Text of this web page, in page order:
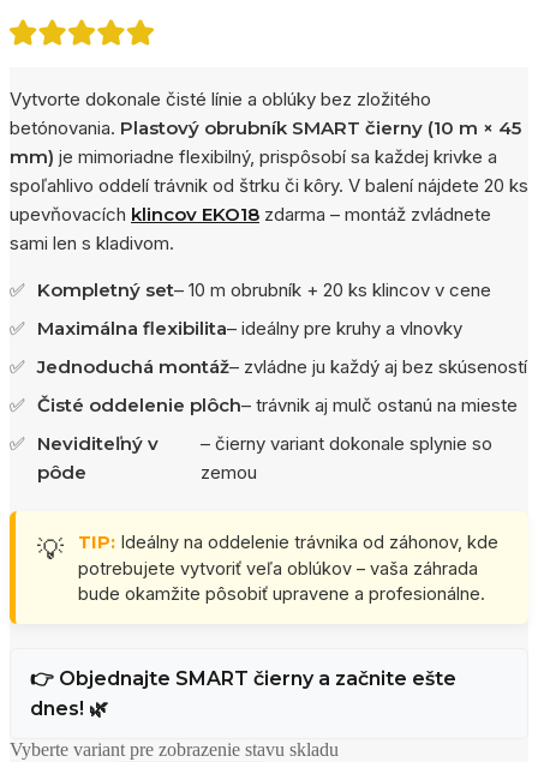
Vytvorte dokonale čisté línie a oblúky bez zložitého
betónovania. Plastový obrubník SMART čierny (10 m × 45
mm) je mimoriadne flexibilný, prispôsobí sa každej krivke a
spoľahlivo oddelí trávnik od štrku či kôry. V balení nájdete 20 ks
upevňovacích klincov EKO18 zdarma – montáž zvládnete
sami len s kladivom.
✅ Kompletný set– 10 m obrubník + 20 ks klincov v cene
✅ Maximálna flexibilita– ideálny pre kruhy a vlnovky
✅ Jednoduchá montáž– zvládne ju každý aj bez skúseností
✅ Čisté oddelenie plôch– trávnik aj mulč ostanú na mieste
✅ Neviditeľný v
pôde
– čierny variant dokonale splynie so
zemou
💡 TIP: Ideálny na oddelenie trávnika od záhonov, kde
potrebujete vytvoriť veľa oblúkov – vaša záhrada
bude okamžite pôsobiť upravene a profesionálne.
👉 Objednajte SMART čierny a začnite ešte
dnes! 🌿
Vyberte variant pre zobrazenie stavu skladu